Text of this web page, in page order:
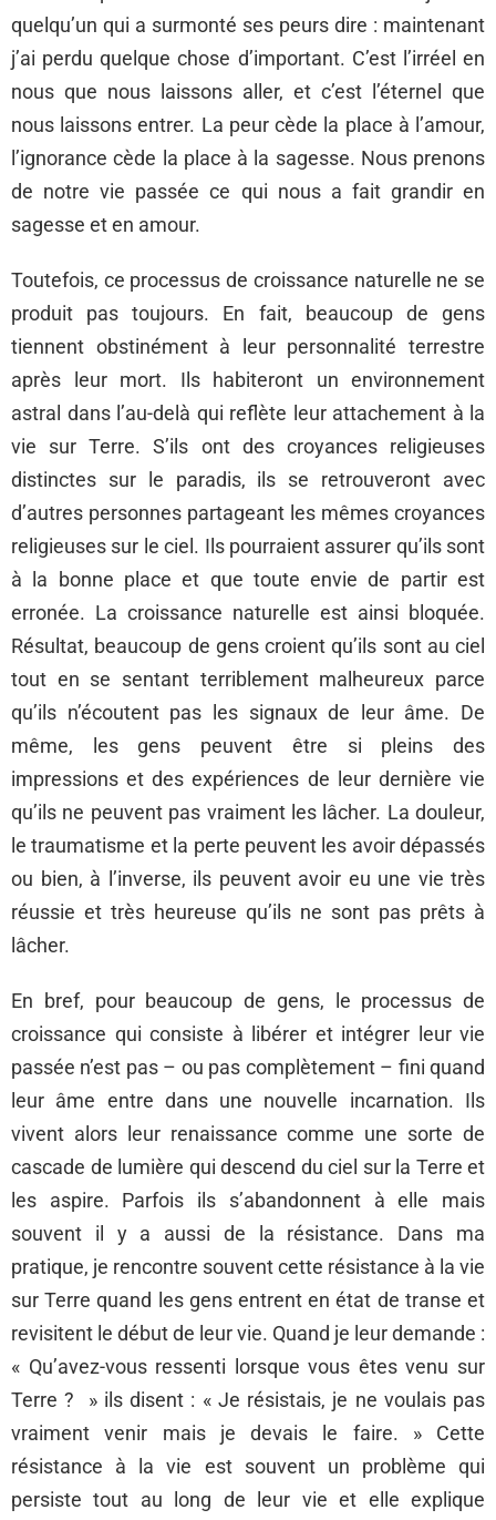
quelqu’un qui a surmonté ses peurs dire : maintenant
j’ai perdu quelque chose d’important. C’est l’irréel en
nous que nous laissons aller, et c’est l’éternel que
nous laissons entrer. La peur cède la place à l’amour,
l’ignorance cède la place à la sagesse. Nous prenons
de notre vie passée ce qui nous a fait grandir en
sagesse et en amour.
Toutefois, ce processus de croissance naturelle ne se
produit pas toujours. En fait, beaucoup de gens
tiennent obstinément à leur personnalité terrestre
après leur mort. Ils habiteront un environnement
astral dans l’au-delà qui reflète leur attachement à la
vie sur Terre. S’ils ont des croyances religieuses
distinctes sur le paradis, ils se retrouveront avec
d’autres personnes partageant les mêmes croyances
religieuses sur le ciel. Ils pourraient assurer qu’ils sont
à la bonne place et que toute envie de partir est
erronée. La croissance naturelle est ainsi bloquée.
Résultat, beaucoup de gens croient qu’ils sont au ciel
tout en se sentant terriblement malheureux parce
qu’ils n’écoutent pas les signaux de leur âme. De
même, les gens peuvent être si pleins des
impressions et des expériences de leur dernière vie
qu’ils ne peuvent pas vraiment les lâcher. La douleur,
le traumatisme et la perte peuvent les avoir dépassés
ou bien, à l’inverse, ils peuvent avoir eu une vie très
réussie et très heureuse qu’ils ne sont pas prêts à
lâcher.
En bref, pour beaucoup de gens, le processus de
croissance qui consiste à libérer et intégrer leur vie
passée n’est pas – ou pas complètement – fini quand
leur âme entre dans une nouvelle incarnation. Ils
vivent alors leur renaissance comme une sorte de
cascade de lumière qui descend du ciel sur la Terre et
les aspire. Parfois ils s’abandonnent à elle mais
souvent il y a aussi de la résistance. Dans ma
pratique, je rencontre souvent cette résistance à la vie
sur Terre quand les gens entrent en état de transe et
revisitent le début de leur vie. Quand je leur demande :
« Qu’avez-vous ressenti lorsque vous êtes venu sur
Terre ? » ils disent : « Je résistais, je ne voulais pas
vraiment venir mais je devais le faire. » Cette
résistance à la vie est souvent un problème qui
persiste tout au long de leur vie et elle explique